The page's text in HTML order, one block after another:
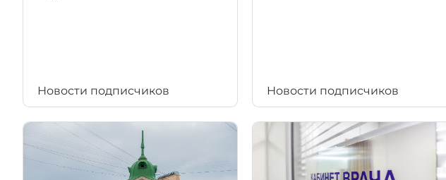
Новости подписчиков Новости подписчиков